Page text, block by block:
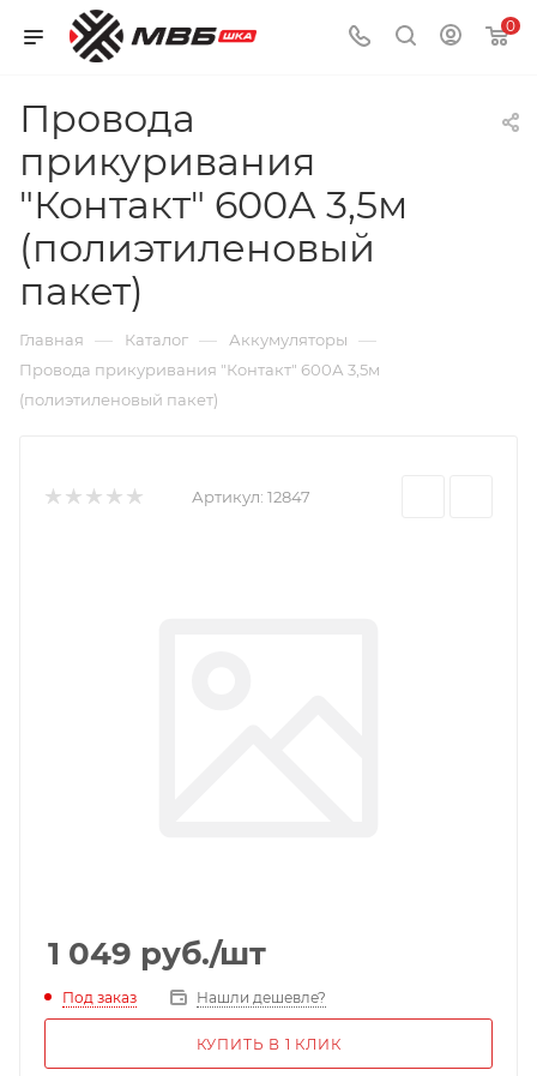
0
Провода
прикуривания
"Контакт" 600А 3,5м
(полиэтиленовый
пакет)
Главная — Каталог — Аккумуляторы —
Провода прикуривания "Контакт" 600А 3,5м
(полиэтиленовый пакет)
Артикул: 12847
1 049 руб./шт
Под заказ Нашли дешевле?
КУПИТЬ В 1 КЛИК